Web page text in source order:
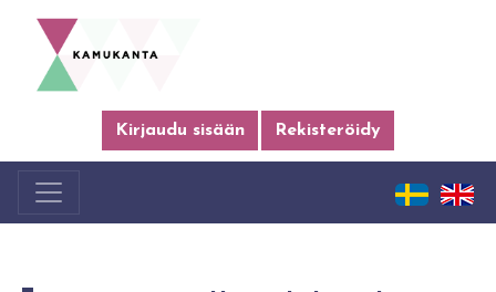
Kirjaudu sisään Rekisteröidy